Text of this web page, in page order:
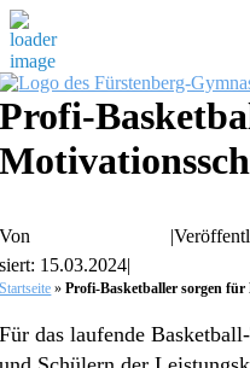
Zum
Inhalt
springen
Profi-
Von |
siert: 15.03.2024|
Start­sei­te »Profi-Basket­bal­ler sorgen
Für das laufen­de